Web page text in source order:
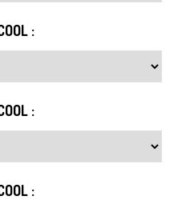
:
:
: